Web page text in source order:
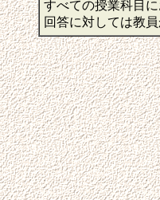
すべての授業科目
回答に対しては教